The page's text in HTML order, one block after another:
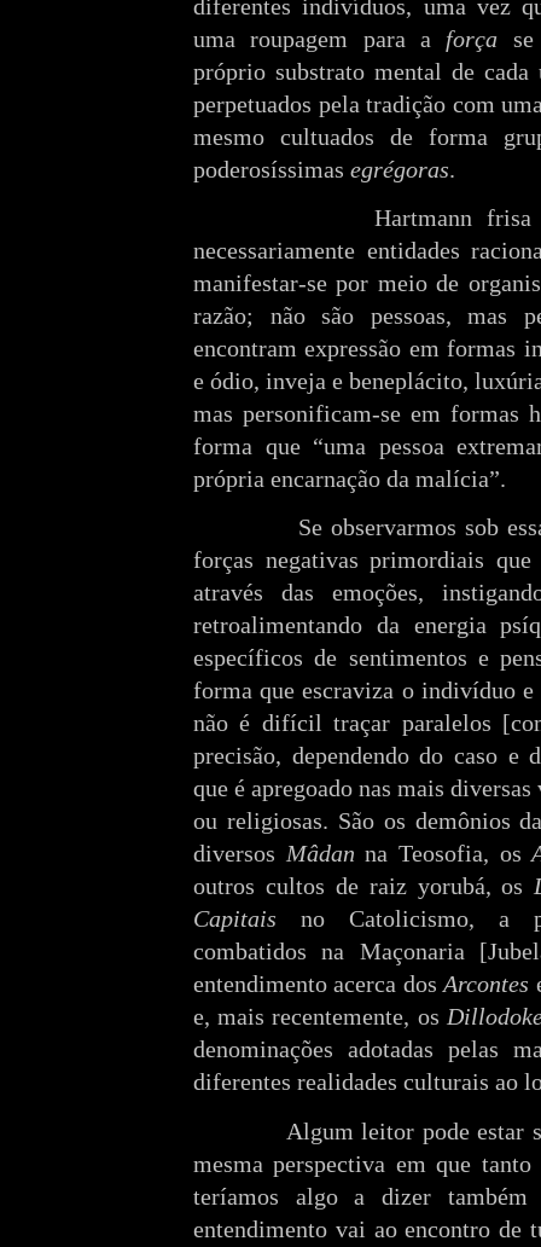
diferentes indivíduos, uma vez
uma roupagem para a força
próprio substrato mental de cada
perpetuados pela tradição com
mesmo cultuados de forma
poderosíssimas egrégoras.
Hartmann frisa
necessariamente entidades
manifestar-se por meio de
razão; não são pessoas, mas
encontram expressão em formas
e ódio, inveja e beneplácito,
mas personificam-se em formas
forma que “uma pessoa
própria encarnação da malícia”.
Se observarmos sob
forças negativas primordiais que
através das emoções,
retroalimentando da energia
específicos de sentimentos e
forma que escraviza o indivíduo
não é difícil traçar paralelos
precisão, dependendo do caso e
que é apregoado nas mais
ou religiosas. São os demônios
diversos Mâdan na Teosofia, os
outros cultos de raiz yorubá, os
Capitais no Catolicismo, a
combatidos na Maçonaria
entendimento acerca dosArcontes
e, mais recentemente, os
denominações adotadas pelas
diferentes realidades culturais ao
Algum leitor pode estar
mesma perspectiva em que
teríamos algo a dizer
entendimento vai ao encontro de